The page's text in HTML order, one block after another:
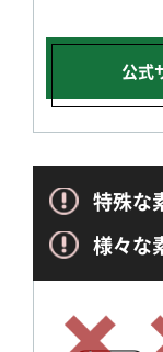
公式
特殊な
様々な